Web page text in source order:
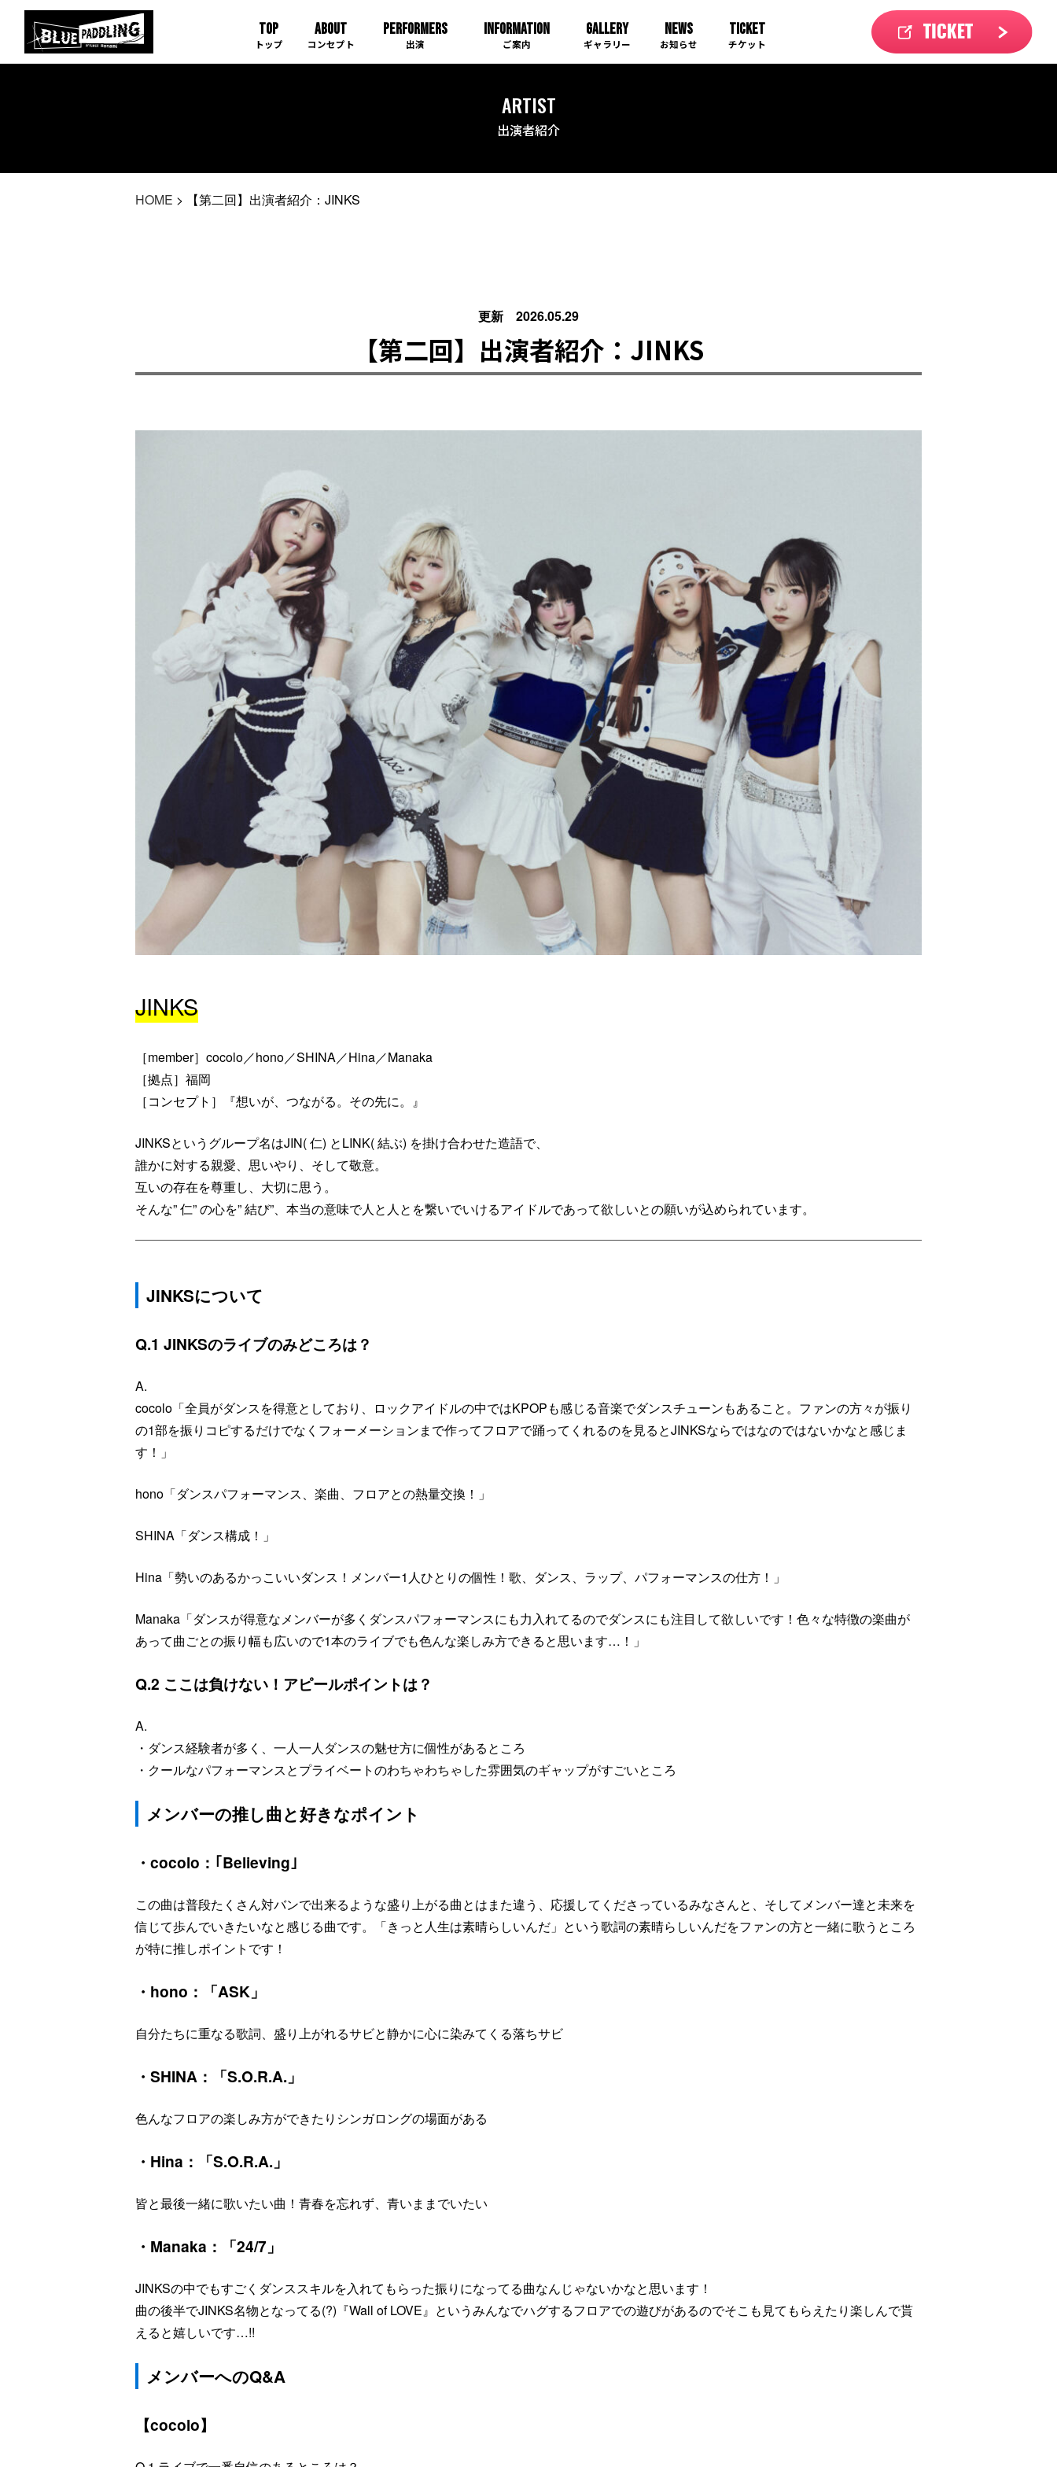
TOP ABOUT PERFORMERS INFORMATION GALLERY NEWS TICKET
ARTIST
出演者紹介
HOME > 【第二回】出演者紹介：JINKS
更新 2026.05.29
【第二回】出演者紹介：JINKS
JINKS
［member］cocolo／hono／SHINA／Hina／Manaka
［拠点］福岡
［コンセプト］『想いが、つながる。その先に。』
JINKSというグループ名はJIN( 仁) とLINK( 結ぶ) を掛け合わせた造語で、
誰かに対する親愛、思いやり、そして敬意。
互いの存在を尊重し、⼤切に思う。
そんな” 仁” の⼼を” 結び”、本当の意味で⼈と⼈とを繋いでいけるアイドルであって欲しいとの願いが込められています。
JINKSについて
Q.1 JINKSのライブのみどころは？
A.
cocolo「全員がダンスを得意としており、ロックアイドルの中ではKPOPも感じる音楽でダンスチューンもあること。ファンの方々が振り
の1部を振りコピするだけでなくフォーメーションまで作ってフロアで踊ってくれるのを見るとJINKSならではなのではないかなと感じま
す！」
hono「ダンスパフォーマンス、楽曲、フロアとの熱量交換！」
SHINA「ダンス構成！」
Hina「勢いのあるかっこいいダンス！メンバー1人ひとりの個性！歌、ダンス、ラップ、パフォーマンスの仕方！」
Manaka「ダンスが得意なメンバーが多くダンスパフォーマンスにも力入れてるのでダンスにも注目して欲しいです！色々な特徴の楽曲が
あって曲ごとの振り幅も広いので1本のライブでも色んな楽しみ方できると思います…！」
Q.2 ここは負けない！アピールポイントは？
A.
・ダンス経験者が多く、一人一人ダンスの魅せ方に個性があるところ
・クールなパフォーマンスとプライベートのわちゃわちゃした雰囲気のギャップがすごいところ
メンバーの推し曲と好きなポイント
・cocolo：｢Believing｣
この曲は普段たくさん対バンで出来るような盛り上がる曲とはまた違う、応援してくださっているみなさんと、そしてメンバー達と未来を
信じて歩んでいきたいなと感じる曲です。「きっと人生は素晴らしいんだ」という歌詞の素晴らしいんだをファンの方と一緒に歌うところ
が特に推しポイントです！
・hono：「ASK」
自分たちに重なる歌詞、盛り上がれるサビと静かに心に染みてくる落ちサビ
・SHINA：「S.O.R.A.」
色んなフロアの楽しみ方ができたりシンガロングの場面がある
・Hina：「S.O.R.A.」
皆と最後一緒に歌いたい曲！青春を忘れず、青いままでいたい
・Manaka：「24/7」
JINKSの中でもすごくダンススキルを入れてもらった振りになってる曲なんじゃないかなと思います！
曲の後半でJINKS名物となってる(?)『Wall of LOVE』というみんなでハグするフロアでの遊びがあるのでそこも見てもらえたり楽しんで貰
えると嬉しいです…!!
メンバーへのQ&A
【cocolo】